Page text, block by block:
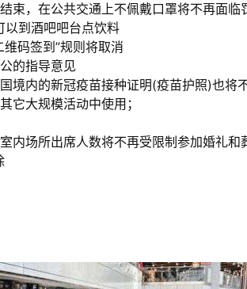
束，在公共交通上不佩戴口罩将不再面临
到酒吧吧台点饮料
码签到”规则将取消
的指导意见
境内的新冠疫苗接种证明(疫苗护照)也将
它大规模活动中使用；
内场所出席人数将不再受限制参加婚礼和